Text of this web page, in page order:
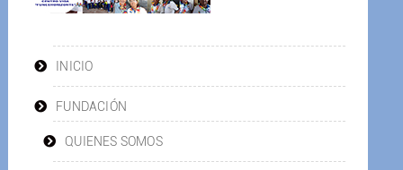
INICIO
FUNDACIÓN
QUIENES SOMOS